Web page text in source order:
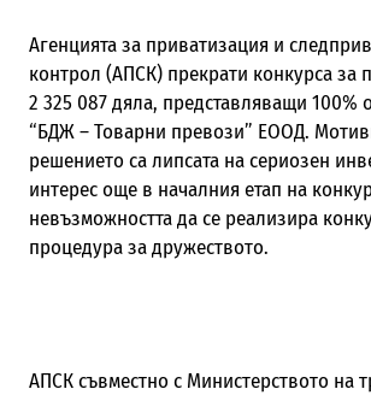
Агенцията за приватизация и
контрол (АПСК) прекрати конкурса за
2 325 087 дяла, представляващи 100%
“БДЖ – Товарни превози” EOOД.
решението са липсата на сериозен
интерес още в началния етап на
невъзможността да се реализира
процедура за дружеството.
АПСК съвместно с Министерството на